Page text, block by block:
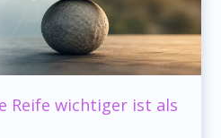
Reife wichtiger ist als